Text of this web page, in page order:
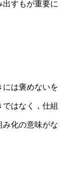
すもが重要に
には褒めないを
はなく，仕組
み化の意味がな